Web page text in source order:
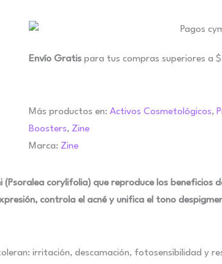
Envío Gratis para tus compras superiores a
Más productos en: Activos Cosmetológicos,
Boosters, Zine
Marca: Zine
corylifolia) que reproduce los beneficios
controla el acné y unifica el tono
irritación, descamación, fotosensibilidad y